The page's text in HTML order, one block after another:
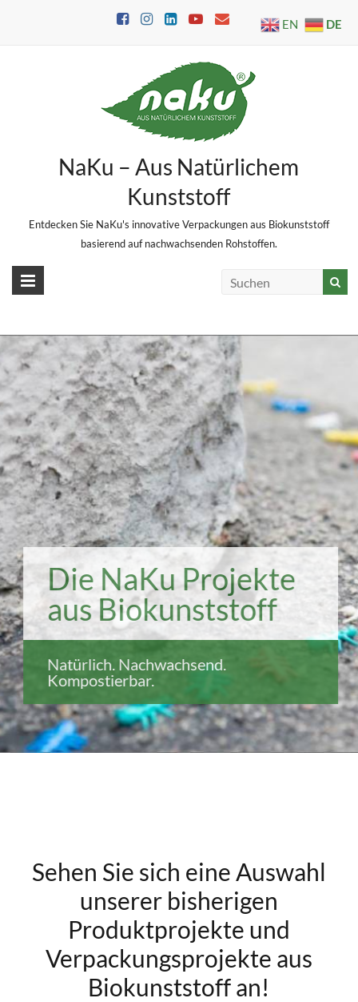
NaKu – Aus Natürlichem
Kunststoff
Entdecken Sie NaKu's innovative Verpackungen aus Biokunststoff
basierend auf nachwachsenden Rohstoffen.
Die NaKu Projekte
aus Biokunststoff
Natürlich. Nachwachsend.
Kompostierbar.
Sehen Sie sich eine Auswahl
unserer bisherigen
Produktprojekte und
Verpackungsprojekte aus
Biokunststoff an!
EN DE